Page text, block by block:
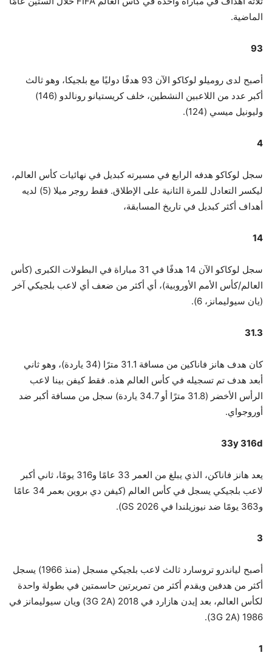
الماضية.
93
أصبح لدى روميلو لوكاكو الآن 93 هدفًا دوليًا مع بلجيكا، وهو ثالث
أكبر عدد من اللاعبين النشطين، خلف كريستيانو رونالدو (146)
وليونيل ميسي (124).
4
سجل لوكاكو هدفه الرابع في مسيرته كبديل في نهائيات كأس العالم،
ليكسر التعادل للمرة الثانية على الإطلاق. فقط روجر ميلا (5) لديه
أهداف أكثر كبديل في تاريخ المسابقة،
14
سجل لوكاكو الآن 14 هدفًا في 31 مباراة في البطولات الكبرى (كأس
العالم/كأس الأمم الأوروبية)، أي أكثر من ضعف أي لاعب بلجيكي آخر
(يان سيوليمانز، 6).
31.3
كان هدف هانز فاناكين من مسافة 31.1 مترًا (34 ياردة)، وهو ثاني
أبعد هدف تم تسجيله في كأس العالم هذه. فقط كيفن بينا لاعب
الرأس الأخضر (31.8 مترًا أو 34.7 ياردة) سجل من مسافة أكبر ضد
أوروجواي.
33y 316d
يعد هانز فاناكن، الذي يبلغ من العمر 33 عامًا و316 يومًا، ثاني أكبر
لاعب بلجيكي يسجل في كأس العالم (كيفن دي بروين بعمر 34 عامًا
و363 يومًا ضد نيوزيلندا في 2026 GS).
3
أصبح لياندرو تروسارد ثالث لاعب بلجيكي مسجل (منذ 1966) يسجل
أكثر من هدفين ويقدم أكثر من تمريرتين حاسمتين في بطولة واحدة
لكأس العالم، بعد إيدن هازارد في 2018 (3G 2A) ويان سيوليمانز في
1986 (3G 2A).
1